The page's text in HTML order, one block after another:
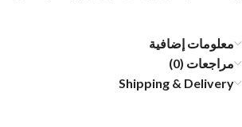
معلومات إضافية
مراجعات (0)
Shipping & Delivery